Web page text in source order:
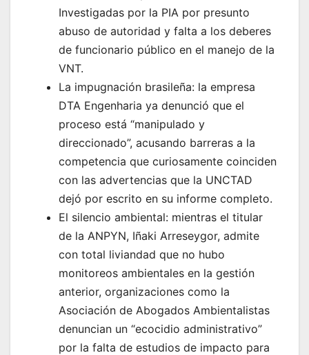
Investigadas por la PIA por presunto
abuso de autoridad y falta a los deberes
de funcionario público en el manejo de la
VNT.
La impugnación brasileña: la empresa
DTA Engenharia ya denunció que el
proceso está “manipulado y
direccionado”, acusando barreras a la
competencia que curiosamente coinciden
con las advertencias que la UNCTAD
dejó por escrito en su informe completo.
El silencio ambiental: mientras el titular
de la ANPYN, Iñaki Arreseygor, admite
con total liviandad que no hubo
monitoreos ambientales en la gestión
anterior, organizaciones como la
Asociación de Abogados Ambientalistas
denuncian un “ecocidio administrativo”
por la falta de estudios de impacto para